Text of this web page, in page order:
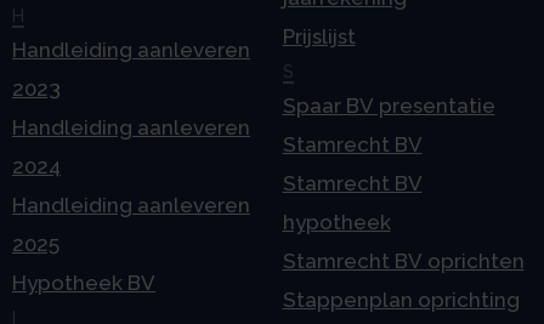
H
Handleiding aanleveren
2023
Handleiding aanleveren
2024
Handleiding aanleveren
2025
Hypotheek BV
Prijslijst
S
Spaar BV presentatie
Stamrecht BV
Stamrecht BV
hypotheek
Stamrecht BV oprichten
Stappenplan oprichting